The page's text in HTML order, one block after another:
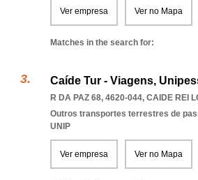
Ver empresa Ver no Mapa
Matches in the search for:
Caíde Tur - Viagens,
R DA PAZ 68, 4620-044, CAIDE REI
Outros transportes terrestres de
UNIP
Ver empresa Ver no Mapa